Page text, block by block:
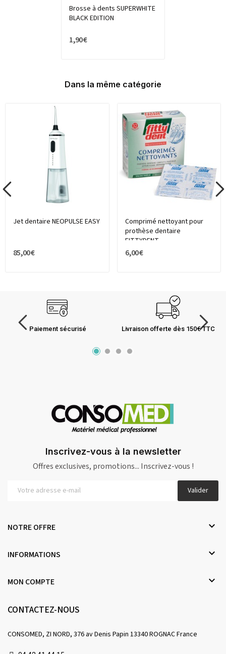
Brosse à dents SUPERWHITE
BLACK EDITION
1,90 €
Dans la même catégorie
Jet dentaire NEOPULSE EASY
85,00 €
Comprimé nettoyant pour
prothèse dentaire
FITTYDENT
6,00 €
Paiement sécurisé Livraison offerte dès 150€ TTC
Inscrivez-vous à la newsletter
Offres exclusives, promotions... Inscrivez-vous !
Valider
NOTRE OFFRE 
INFORMATIONS 
MON COMPTE 
CONTACTEZ-NOUS
CONSOMED, ZI NORD, 376 av Denis Papin 13340 ROGNAC France